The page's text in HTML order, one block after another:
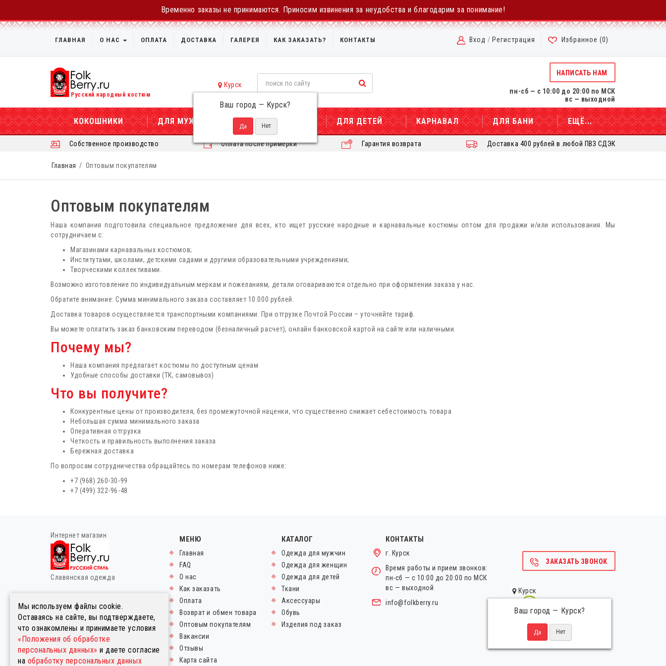
Временно заказы не принимаются. Приносим извинения за неудобства и благодарим за понимание!
ГЛАВНАЯ О НАС ОПЛАТА ДОСТАВКА ГАЛЕРЕЯ КАК ЗАКАЗАТЬ? КОНТАКТЫ Вход / Регистрация Избранное (0)
Русский народный костюм
Курск
Ваш город — Курск?
НАПИСАТЬ НАМ
пн-сб — с 10:00 до 20:00 по МСК
вс — выходной
КОКОШНИКИ ДЛЯ МУЖЧИН ДЛЯ ЖЕНЩИН ДЛЯ ДЕТЕЙ КАРНАВАЛ ДЛЯ БАНИ ЕЩЁ...
Собственное производство Оплата после примерки Гарантия возврата Доставка 400 рублей в любой ПВЗ СДЭК
Главная Оптовым покупателям
Оптовым покупателям
Наша компания подготовила специальное предложение для всех, кто ищет русские народные и карнавальные костюмы оптом для продажи и/или использования. Мы
сотрудничаем с:
Магазинами карнавальных костюмов;
Институтами, школами, детскими садами и другими образовательными учреждениями;
Творческими коллективами.
Возможно изготовление по индивидуальным меркам и пожеланиям, детали оговариваются отдельно при оформлении заказа у нас.
Обратите внимание: Сумма минимального заказа составляет 10.000 рублей.
Доставка товаров осуществляется транспортными компаниями. При отгрузке Почтой России – уточняйте тариф.
Вы можете оплатить заказ банковским переводом (безналичный расчет), онлайн банковской картой на сайте или наличными.
Почему мы?
Наша компания предлагает костюмы по доступным ценам
Удобные способы доставки (ТК, самовывоз)
Что вы получите?
Конкурентные цены от производителя, без промежуточной наценки, что существенно снижает себестоимость товара
Небольшая сумма минимального заказа
Оперативная отгрузка
Четкость и правильность выполнения заказа
Бережная доставка
По вопросам сотрудничества обращайтесь по номерам телефонов ниже:
+7 (968) 260-30-99
+7 (499) 322-96-48
Мы используем файлы cookie.
Оставаясь на сайте, вы подтверждаете,
что ознакомлены и принимаете условия
«Положения об обработке
персональных данных» и даете согласие
на обработку персональных данных
Интернет магазин
Славянская одежда
2014-2026. Все права
защищены.
Правовая информация
Пользовательское соглашение
Политика в отношении
обработки персональных
МЕНЮ
Главная
FAQ
О нас
Как заказать
Оплата
Возврат и обмен товара
Оптовым покупателям
Вакансии
Отзывы
Карта сайта
КАТАЛОГ
Одежда для мужчин
Одежда для женщин
Одежда для детей
Ткани
Аксессуары
Обувь
Изделия под заказ
КОНТАКТЫ
г. Курск
Время работы и прием звонков:
пн-сб — с 10:00 до 20:00 по МСК
вс — выходной
info@folkberry.ru
ЗАКАЗАТЬ ЗВОНОК
Курск
Ваш город — Курск?